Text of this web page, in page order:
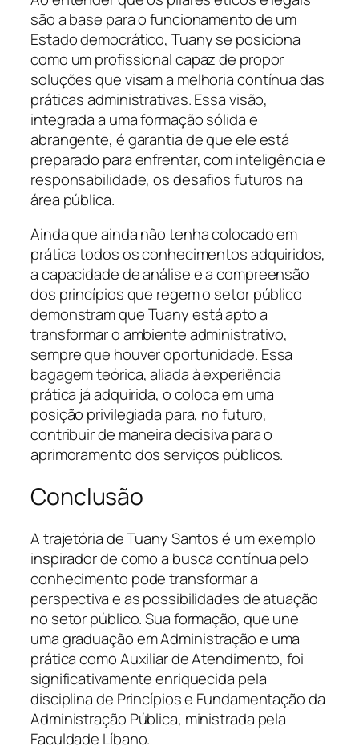
são a base para o funcionamento de um
Estado democrático, Tuany se posiciona
como um profissional capaz de propor
soluções que visam a melhoria contínua das
práticas administrativas. Essa visão,
integrada a uma formação sólida e
abrangente, é garantia de que ele está
preparado para enfrentar, com inteligência e
responsabilidade, os desafios futuros na
área pública.
Ainda que ainda não tenha colocado em
prática todos os conhecimentos adquiridos,
a capacidade de análise e a compreensão
dos princípios que regem o setor público
demonstram que Tuany está apto a
transformar o ambiente administrativo,
sempre que houver oportunidade. Essa
bagagem teórica, aliada à experiência
prática já adquirida, o coloca em uma
posição privilegiada para, no futuro,
contribuir de maneira decisiva para o
aprimoramento dos serviços públicos.
Conclusão
A trajetória de Tuany Santos é um exemplo
inspirador de como a busca contínua pelo
conhecimento pode transformar a
perspectiva e as possibilidades de atuação
no setor público. Sua formação, que une
uma graduação em Administração e uma
prática como Auxiliar de Atendimento, foi
significativamente enriquecida pela
disciplina de Princípios e Fundamentação da
Administração Pública, ministrada pela
Faculdade Líbano.